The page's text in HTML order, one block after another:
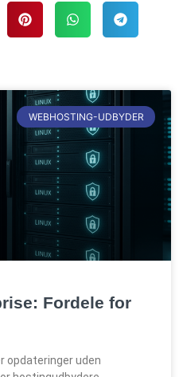
WEBHOSTING-UDBYDER
Fordele for
opdateringer uden